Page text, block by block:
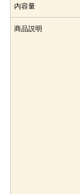
内容量
商品説明